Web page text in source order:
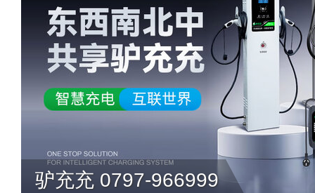
驴充充 0797-966999